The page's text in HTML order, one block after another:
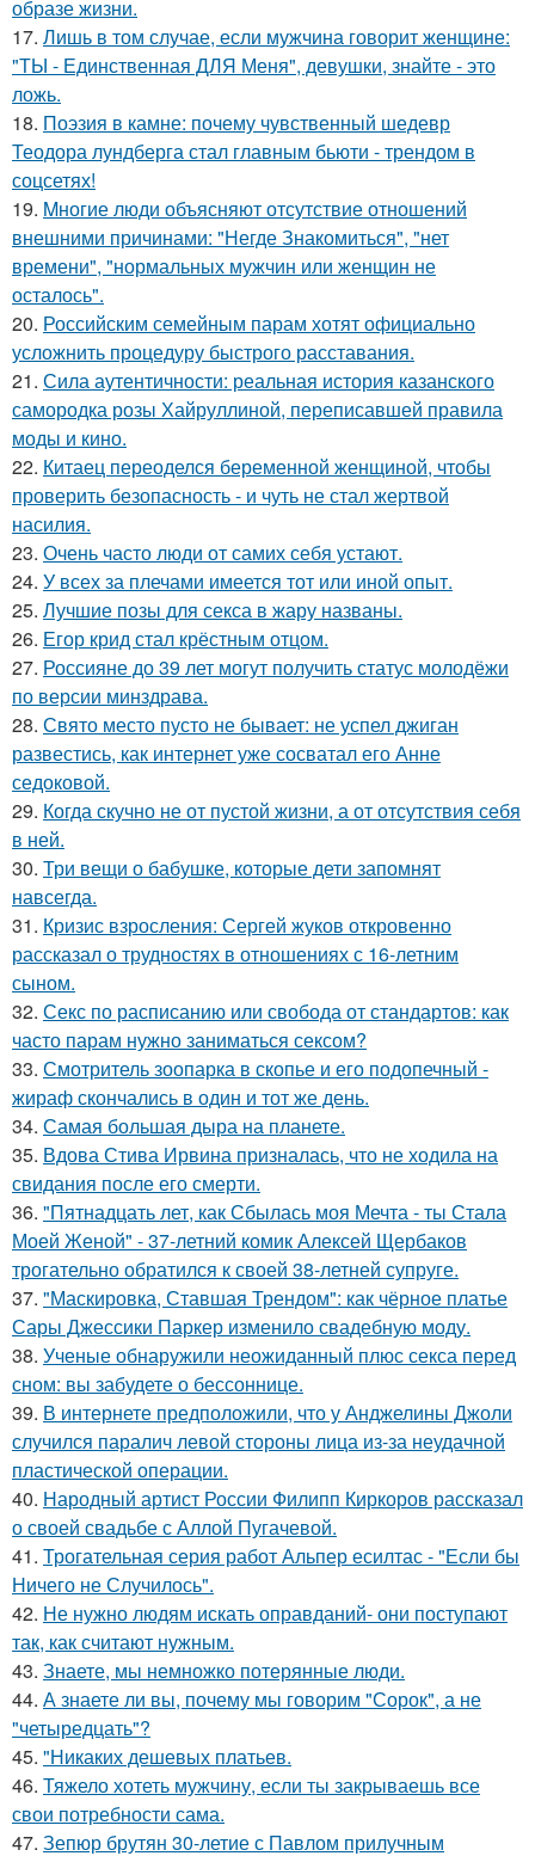
образе жизни.
17. Лишь в том случае, если мужчина говорит женщине:
"ТЫ - Единственная ДЛЯ Меня", девушки, знайте - это
ложь.
18. Поэзия в камне: почему чувственный шедевр
Теодора лундберга стал главным бьюти - трендом в
соцсетях!
19. Mногие люди объясняют отсутствие отношений
внешними причинами: "Негде Знакомиться", "нет
времени", "нормальных мужчин или женщин не
осталось".
20. Российским семейным парам хотят официально
усложнить процедуру быстрого расставания.
21. Сила аутентичности: реальная история казанского
самородка розы Хайруллиной, переписавшей правила
моды и кино.
22. Китаец переоделся беременной женщиной, чтобы
проверить безопасность - и чуть не стал жертвой
насилия.
23. Очень часто люди от самих себя устают.
24. У всех за плечами имеется тот или иной опыт.
25. Лучшие позы для секса в жару названы.
26. Егор крид стал крёстным отцом.
27. Россияне до 39 лет могут получить статус молодёжи
по версии минздрава.
28. Свято место пусто не бывает: не успел джиган
развестись, как интернет уже сосватал его Анне
седоковой.
29. Когда скучно не от пустой жизни, а от отсутствия себя
в ней.
30. Три вещи о бабушке, которые дети запомнят
навсегда.
31. Кризис взросления: Сергей жуков откровенно
рассказал о трудностях в отношениях с 16-летним
сыном.
32. Секс по расписанию или свобода от стандартов: как
часто парам нужно заниматься сексом?
33. Смотритель зоопарка в скопье и его подопечный -
жираф скончались в один и тот же день.
34. Самая большая дыра на планете.
35. Вдова Стива Ирвина призналась, что не ходила на
свидания после его смерти.
36. "Пятнадцать лет, как Сбылась моя Мечта - ты Стала
Моей Женой" - 37-летний комик Алексей Щербаков
трогательно обратился к своей 38-летней супруге.
37. "Маскировка, Ставшая Трендом": как чёрное платье
Сары Джессики Паркер изменило свадебную моду.
38. Ученые обнаружили неожиданный плюс секса перед
сном: вы забудете о бессоннице.
39. В интернете предположили, что у Анджелины Джоли
случился паралич левой стороны лица из-за неудачной
пластической операции.
40. Народный артист России Филипп Киркоров рассказал
о своей свадьбе с Аллой Пугачевой.
41. Трогательная серия работ Альпер есилтас - "Если бы
Ничего не Случилось".
42. Не нужно людям искать оправданий- они поступают
так, как считают нужным.
43. Знаете, мы немножко потерянные люди.
44. А знаете ли вы, почему мы говорим "Сорок", а не
"четыредцать"?
45. "Никаких дешевых платьев.
46. Тяжело хотеть мужчину, если ты закрываешь все
свои потребности сама.
47. Зепюр брутян 30-летие с Павлом прилучным